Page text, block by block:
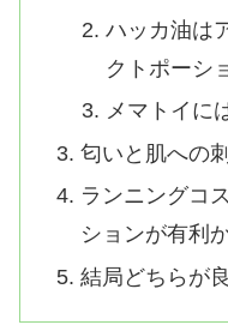
ハッカ油は
クトポーシ
メマトイに
匂いと肌への
ランニングコ
ションが有利
結局どちらが